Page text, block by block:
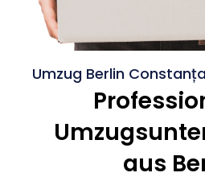
Umzug Berlin
aus